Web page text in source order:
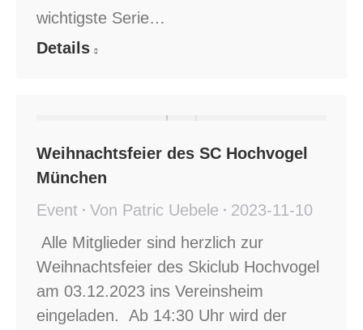
wichtigste Serie…
Details
Weihnachtsfeier des SC Hochvogel
München
Event
Von Patric Uebele
2023-11-10
Alle Mitglieder sind herzlich zur
Weihnachtsfeier des Skiclub Hochvogel
am 03.12.2023 ins Vereinsheim
eingeladen. Ab 14:30 Uhr wird der